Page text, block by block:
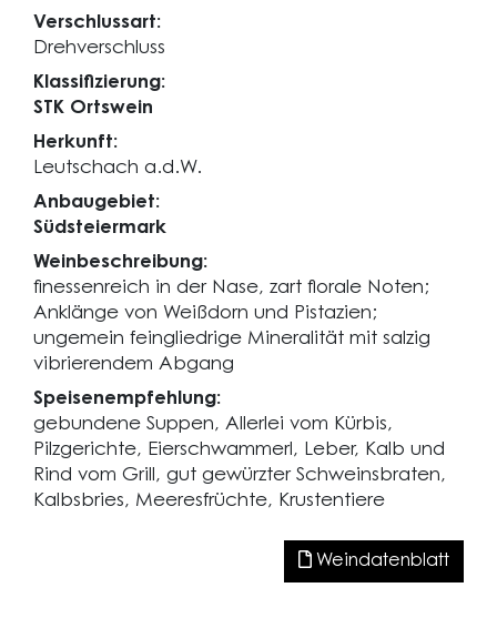
Verschlussart:
Drehverschluss
Klassifizierung:
STK Ortswein
Herkunft:
Leutschach a.d.W.
Anbaugebiet:
Südsteiermark
Weinbeschreibung:
finessenreich in der Nase, zart florale Noten;
Anklänge von Weißdorn und Pistazien;
ungemein feingliedrige Mineralität mit salzig
vibrierendem Abgang
Speisenempfehlung:
gebundene Suppen, Allerlei vom Kürbis,
Pilzgerichte, Eierschwammerl, Leber, Kalb und
Rind vom Grill, gut gewürzter Schweinsbraten,
Kalbsbries, Meeresfrüchte, Krustentiere
Weindatenblatt